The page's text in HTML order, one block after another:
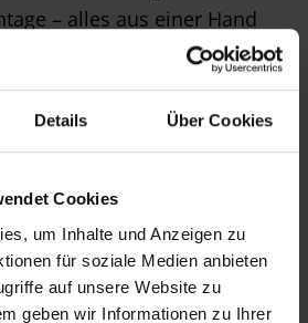
Details Über Cookies
Cookies
um Inhalte und Anzeigen zu
für soziale Medien anbieten
auf unsere Website zu
geben wir Informationen zu Ihrer
– alles aus einer Hand
durch unsere eigenen,
Mitarbeiter.
Weiterentwicklung
verlässlicher Ansprechpartner.
wir bewusst in die
– für Qualität, die